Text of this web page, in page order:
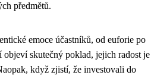
předmětů.
emoce účastníků, od euforie po
skutečný poklad, jejich radost je
když zjistí, že investovali do